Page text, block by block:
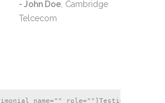
- John Doe , Cambridge
Telcecom